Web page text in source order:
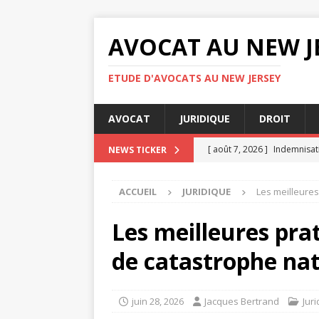
AVOCAT AU NEW
ETUDE D'AVOCATS AU NEW JERSEY
AVOCAT JURIDIQUE DROIT
NEWS TICKER [ août 7, 2026 ]
JURIDIQUE
Avocat
[ août 3, 2026 ] Rapports
ACCUEIL JURIDIQUE Les
Les meilleures
de catastrophe
juin 28, 2026 Jacques Bertrand